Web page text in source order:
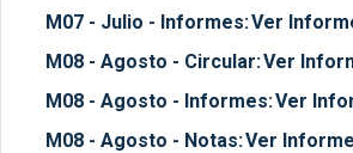
M07 - Julio - Informes:Ver
M08 - Agosto - Circular:Ver
M08 - Agosto - Informes:Ver
M08 - Agosto - Notas:Ver Informe